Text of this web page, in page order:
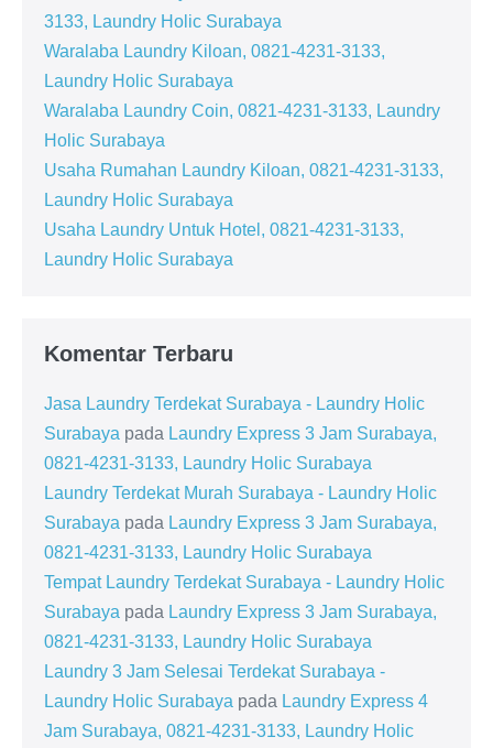
3133, Laundry Holic Surabaya
Waralaba Laundry Kiloan, 0821-4231-3133,
Laundry Holic Surabaya
Waralaba Laundry Coin, 0821-4231-3133, Laundry
Holic Surabaya
Usaha Rumahan Laundry Kiloan, 0821-4231-3133,
Laundry Holic Surabaya
Usaha Laundry Untuk Hotel, 0821-4231-3133,
Laundry Holic Surabaya
Komentar Terbaru
Jasa Laundry Terdekat Surabaya - Laundry Holic
Surabaya pada Laundry Express 3 Jam Surabaya,
0821-4231-3133, Laundry Holic Surabaya
Laundry Terdekat Murah Surabaya - Laundry Holic
Surabaya pada Laundry Express 3 Jam Surabaya,
0821-4231-3133, Laundry Holic Surabaya
Tempat Laundry Terdekat Surabaya - Laundry Holic
Surabaya pada Laundry Express 3 Jam Surabaya,
0821-4231-3133, Laundry Holic Surabaya
Laundry 3 Jam Selesai Terdekat Surabaya -
Laundry Holic Surabaya pada Laundry Express 4
Jam Surabaya, 0821-4231-3133, Laundry Holic